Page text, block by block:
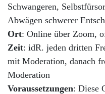
Schwangeren,
Abwägen schwerer
Ort: Online über Zoom,
Zeit: idR. jeden dritten
mit Moderation, danach
Moderation
Voraussetzungen: Diese